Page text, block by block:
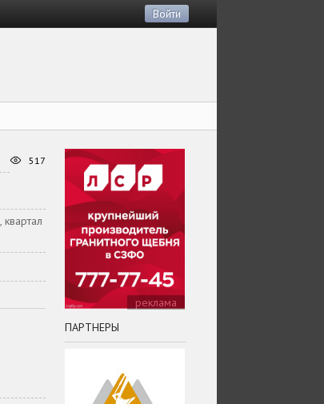
Войти
517
реклама
ПАРТНЕРЫ